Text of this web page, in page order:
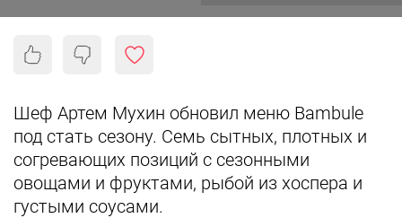
Шеф Артем Мухин обновил меню Bambule
под стать сезону. Семь сытных, плотных и
согревающих позиций с сезонными
овощами и фруктами, рыбой из хоспера и
густыми соусами.